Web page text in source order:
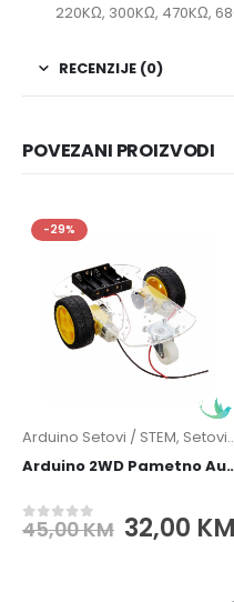
220KΩ, 300KΩ, 470KΩ,
RECENZIJE (0)
POVEZANI PROIZVODI
-29%
Arduino Setovi / STEM, Setovi / Kitovi
Arduino
0out of 5
45,00KM Original
32,00 KM